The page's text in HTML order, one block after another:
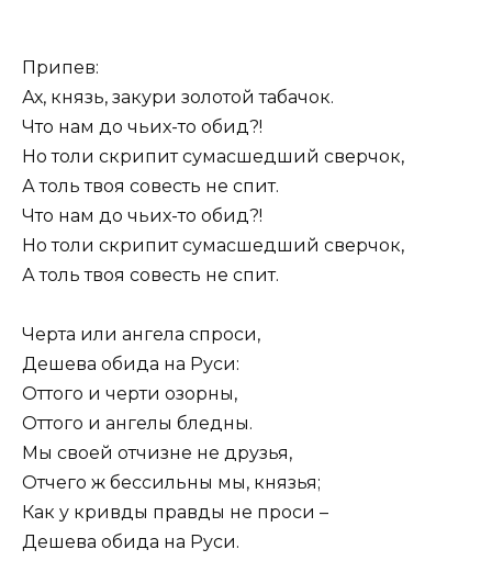
Припев:
Ах, князь, закури золотой табачок.
Что нам до чьих-то обид?!
Но толи скрипит сумасшедший сверчок,
А толь твоя совесть не спит.
Что нам до чьих-то обид?!
Но толи скрипит сумасшедший сверчок,
А толь твоя совесть не спит.
Черта или ангела спроси,
Дешева обида на Руси:
Оттого и черти озорны,
Оттого и ангелы бледны.
Мы своей отчизне не друзья,
Отчего ж бессильны мы, князья;
Как у кривды правды не проси –
Дешева обида на Руси.